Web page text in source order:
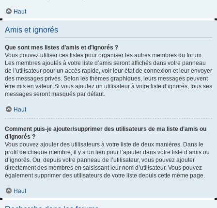
Haut
Amis et ignorés
Que sont mes listes d’amis et d’ignorés ?
Vous pouvez utiliser ces listes pour organiser les autres membres du forum.
Les membres ajoutés à votre liste d’amis seront affichés dans votre panneau
de l’utilisateur pour un accès rapide, voir leur état de connexion et leur envoyer
des messages privés. Selon les thèmes graphiques, leurs messages peuvent
être mis en valeur. Si vous ajoutez un utilisateur à votre liste d’ignorés, tous ses
messages seront masqués par défaut.
Haut
Comment puis-je ajouter/supprimer des utilisateurs de ma liste d’amis ou
d’ignorés ?
Vous pouvez ajouter des utilisateurs à votre liste de deux manières. Dans le
profil de chaque membre, il y a un lien pour l’ajouter dans votre liste d’amis ou
d’ignorés. Ou, depuis votre panneau de l’utilisateur, vous pouvez ajouter
directement des membres en saisissant leur nom d’utilisateur. Vous pouvez
également supprimer des utilisateurs de votre liste depuis cette même page.
Haut